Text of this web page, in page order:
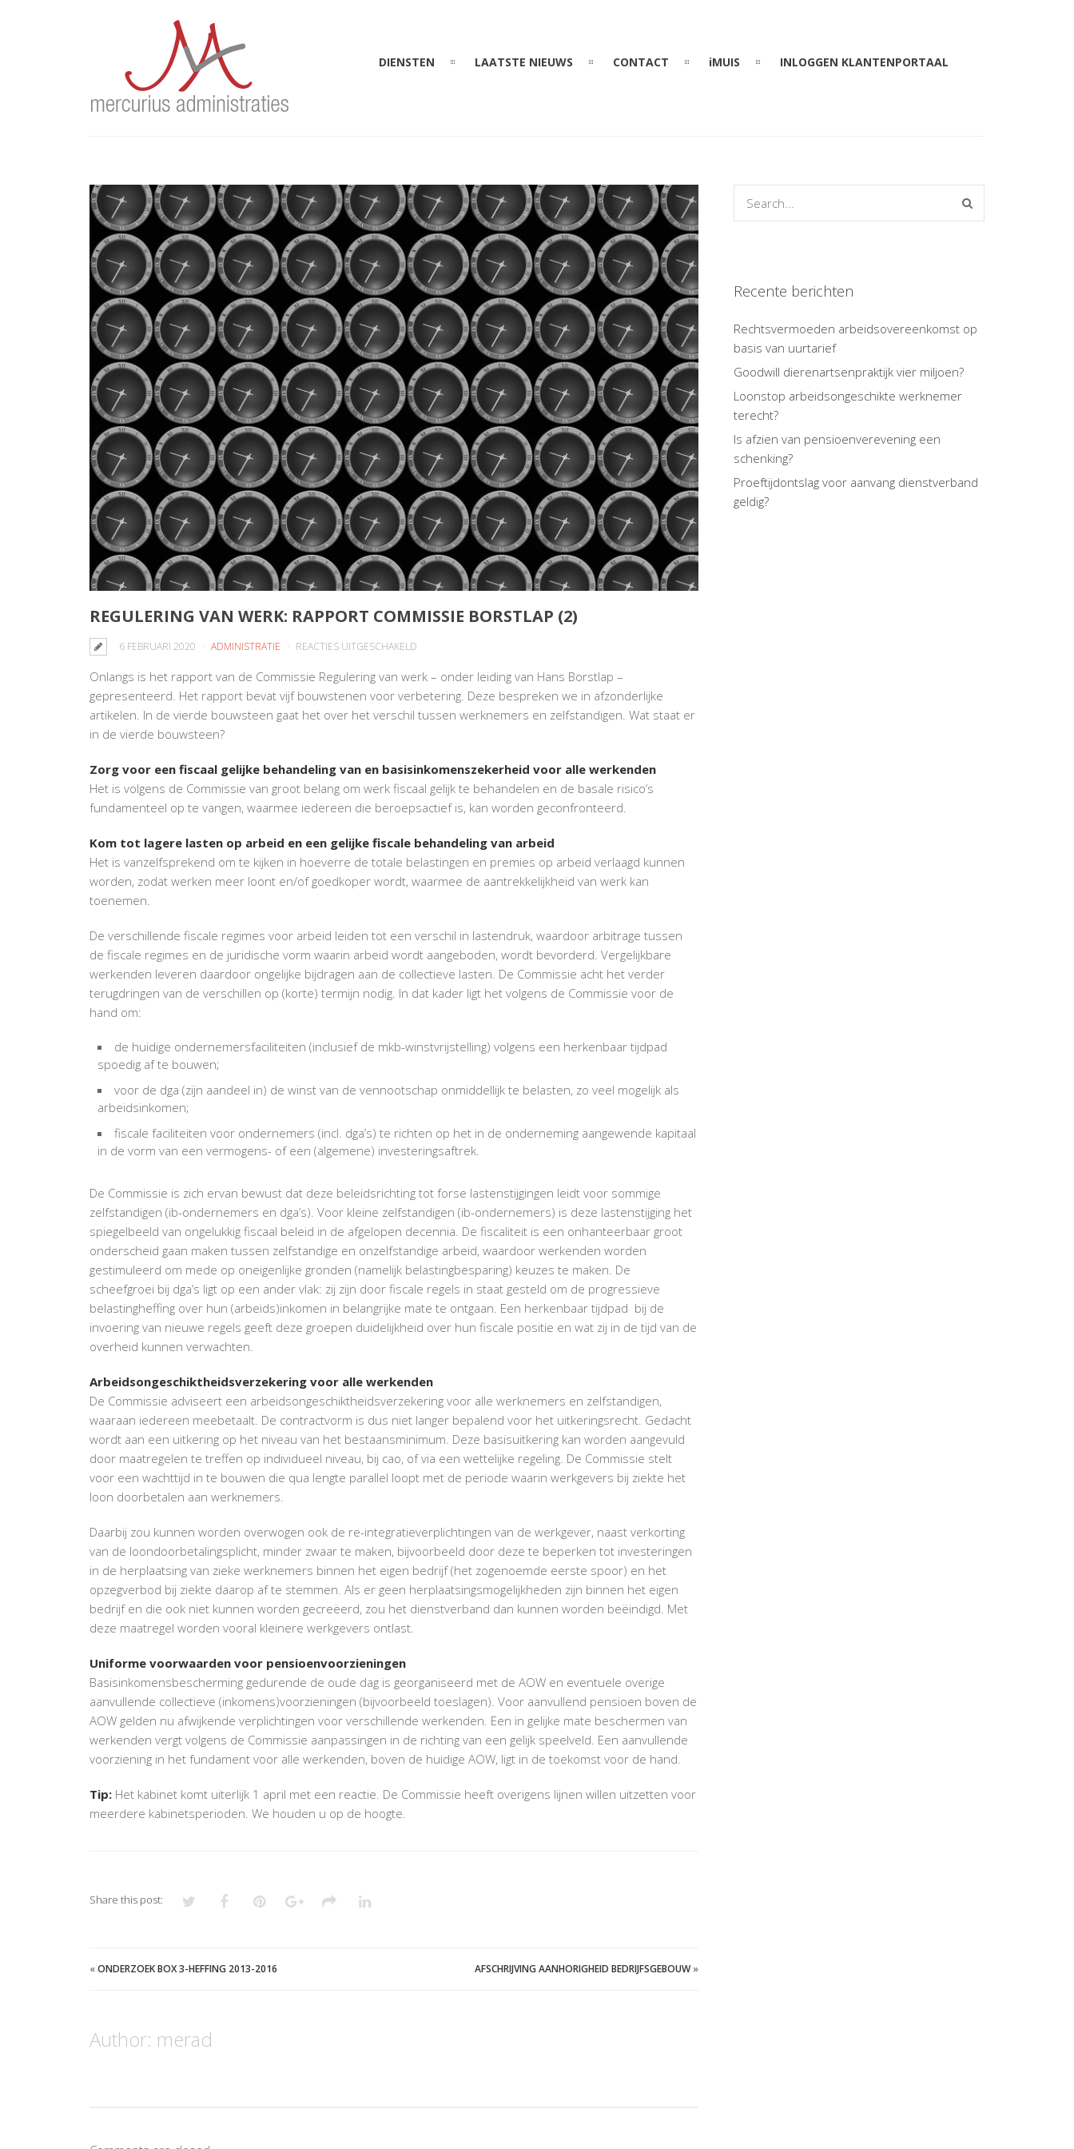
DIENSTEN LAATSTE NIEUWS CONTACT iMUIS INLOGGEN KLANTENPORTAAL
REGULERING VAN WERK: RAPPORT COMMISSIE BORSTLAP (2)
6 FEBRUARI 2020 ADMINISTRATIE REACTIES UITGESCHAKELD
VAN
WERK:
RAPPORT
Onlangs is het rapport van de Commissie Regulering van werk – onder leiding van Hans Borstlap –
gepresenteerd. Het rapport bevat vijf bouwstenen voor verbetering. Deze bespreken we in afzonderlijke
artikelen. In de vierde bouwsteen gaat het over het verschil tussen werknemers en zelfstandigen. Wat staat er
in de vierde bouwsteen?
Zorg voor een fiscaal gelijke behandeling van en basisinkomenszekerheid voor alle werkenden
Het is volgens de Commissie van groot belang om werk fiscaal gelijk te behandelen en de basale risico’s
fundamenteel op te vangen, waarmee iedereen die beroepsactief is, kan worden geconfronteerd.
Kom tot lagere lasten op arbeid en een gelijke fiscale behandeling van arbeid
Het is vanzelfsprekend om te kijken in hoeverre de totale belastingen en premies op arbeid verlaagd kunnen
worden, zodat werken meer loont en/of goedkoper wordt, waarmee de aantrekkelijkheid van werk kan
toenemen.
De verschillende fiscale regimes voor arbeid leiden tot een verschil in lastendruk, waardoor arbitrage tussen
de fiscale regimes en de juridische vorm waarin arbeid wordt aangeboden, wordt bevorderd. Vergelijkbare
werkenden leveren daardoor ongelijke bijdragen aan de collectieve lasten. De Commissie acht het verder
terugdringen van de verschillen op (korte) termijn nodig. In dat kader ligt het volgens de Commissie voor de
hand om:
de huidige ondernemersfaciliteiten (inclusief de mkb-winstvrijstelling) volgens een herkenbaar tijdpad
spoedig af te bouwen;
voor de dga (zijn aandeel in) de winst van de vennootschap onmiddellijk te belasten, zo veel mogelijk als
arbeidsinkomen;
fiscale faciliteiten voor ondernemers (incl. dga’s) te richten op het in de onderneming aangewende kapitaal
in de vorm van een vermogens- of een (algemene) investeringsaftrek.
De Commissie is zich ervan bewust dat deze beleidsrichting tot forse lastenstijgingen leidt voor sommige
zelfstandigen (ib-ondernemers en dga’s). Voor kleine zelfstandigen (ib-ondernemers) is deze lastenstijging het
spiegelbeeld van ongelukkig fiscaal beleid in de afgelopen decennia. De fiscaliteit is een onhanteerbaar groot
onderscheid gaan maken tussen zelfstandige en onzelfstandige arbeid, waardoor werkenden worden
gestimuleerd om mede op oneigenlijke gronden (namelijk belastingbesparing) keuzes te maken. De
scheefgroei bij dga’s ligt op een ander vlak: zij zijn door fiscale regels in staat gesteld om de progressieve
belastingheffing over hun (arbeids)inkomen in belangrijke mate te ontgaan. Een herkenbaar tijdpad bij de
invoering van nieuwe regels geeft deze groepen duidelijkheid over hun fiscale positie en wat zij in de tijd van de
overheid kunnen verwachten.
Arbeidsongeschiktheidsverzekering voor alle werkenden
De Commissie adviseert een arbeidsongeschiktheidsverzekering voor alle werknemers en zelfstandigen,
waaraan iedereen meebetaalt. De contractvorm is dus niet langer bepalend voor het uitkeringsrecht. Gedacht
wordt aan een uitkering op het niveau van het bestaansminimum. Deze basisuitkering kan worden aangevuld
door maatregelen te treffen op individueel niveau, bij cao, of via een wettelijke regeling. De Commissie stelt
voor een wachttijd in te bouwen die qua lengte parallel loopt met de periode waarin werkgevers bij ziekte het
loon doorbetalen aan werknemers.
Daarbij zou kunnen worden overwogen ook de re-integratieverplichtingen van de werkgever, naast verkorting
van de loondoorbetalingsplicht, minder zwaar te maken, bijvoorbeeld door deze te beperken tot investeringen
in de herplaatsing van zieke werknemers binnen het eigen bedrijf (het zogenoemde eerste spoor) en het
opzegverbod bij ziekte daarop af te stemmen. Als er geen herplaatsingsmogelijkheden zijn binnen het eigen
bedrijf en die ook niet kunnen worden gecreëerd, zou het dienstverband dan kunnen worden beëindigd. Met
deze maatregel worden vooral kleinere werkgevers ontlast.
Uniforme voorwaarden voor pensioenvoorzieningen
Basisinkomensbescherming gedurende de oude dag is georganiseerd met de AOW en eventuele overige
aanvullende collectieve (inkomens)voorzieningen (bijvoorbeeld toeslagen). Voor aanvullend pensioen boven de
AOW gelden nu afwijkende verplichtingen voor verschillende werkenden. Een in gelijke mate beschermen van
werkenden vergt volgens de Commissie aanpassingen in de richting van een gelijk speelveld. Een aanvullende
voorziening in het fundament voor alle werkenden, boven de huidige AOW, ligt in de toekomst voor de hand.
Tip: Het kabinet komt uiterlijk 1 april met een reactie. De Commissie heeft overigens lijnen willen uitzetten voor
meerdere kabinetsperioden. We houden u op de hoogte.
Share this post:
«ONDERZOEK BOX 3-HEFFING 2013-2016 AFSCHRIJVING AANHORIGHEID BEDRIJFSGEBOUW»
Author: merad
Recente berichten
Rechtsvermoeden arbeidsovereenkomst op
basis van uurtarief
Goodwill dierenartsenpraktijk vier miljoen?
Loonstop arbeidsongeschikte werknemer
terecht?
Is afzien van pensioenverevening een
schenking?
Proeftijdontslag voor aanvang dienstverband
geldig?